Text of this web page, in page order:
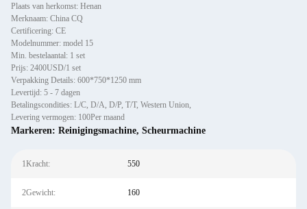
Plaats van herkomst: Henan
Merknaam: China CQ
Certificering: CE
Modelnummer: model 15
Min. bestelaantal: 1 set
Prijs: 2400USD/1 set
Verpakking Details: 600*750*1250 mm
Levertijd: 5 - 7 dagen
Betalingscondities: L/C, D/A, D/P, T/T, Western Union,
Levering vermogen: 100Per maand
Markeren: Reinigingsmachine, Scheurmachine
1Kracht: 550
2Gewicht: 160